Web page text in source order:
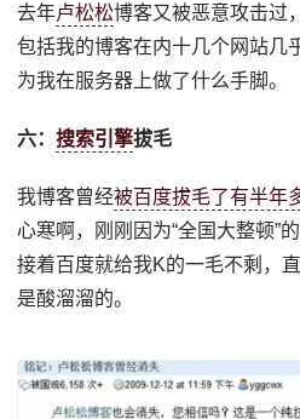
去年卢松松博客又被恶意攻击过
包括我的博客在内十几个网站几
为我在服务器上做了什么手脚。
六：搜索引擎拔毛
我博客曾经被百度拔毛了有半年
心寒啊，刚刚因为“全国大整顿”
接着百度就给我K的一毛不剩，
是酸溜溜的。